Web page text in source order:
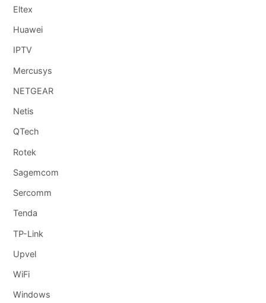
Eltex
Huawei
IPTV
Mercusys
NETGEAR
Netis
QTech
Rotek
Sagemcom
Sercomm
Tenda
TP-Link
Upvel
WiFi
Windows